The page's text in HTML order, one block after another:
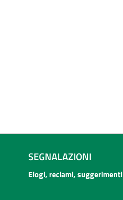
SEGNALAZIONI
Elogi, reclami, suggerimenti